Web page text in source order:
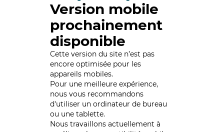
Version mobile
prochainement
disponible
Cette version du site n’est pas
encore optimisée pour les
appareils mobiles.
Pour une meilleure expérience,
nous vous recommandons
d'utiliser un ordinateur de bureau
ou une tablette.
Nous travaillons actuellement à